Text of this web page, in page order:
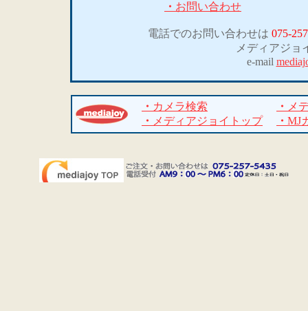
・ お問い合わせ
電話でのお問い合わせは 075-
メディアジョ
e-mail
・ カメラ検索 ・ メ
・ メディアジョイトップ ・ MJ